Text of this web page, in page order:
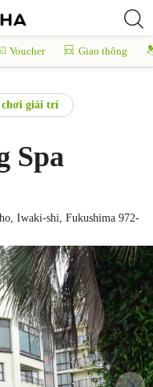
Voucher Giao thông
giải trí
Spa
Iwaki-shi, Fukushima 972-